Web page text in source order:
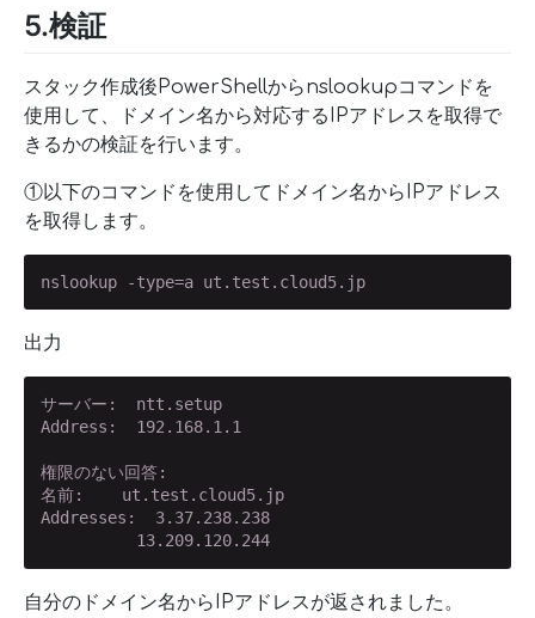
5.検証
スタック作成後PowerShellからnslookupコマンドを
使用して、ドメイン名から対応するIPアドレスを取得で
きるかの検証を行います。
①以下のコマンドを使用してドメイン名からIPアドレス
を取得します。
nslookup -type=a ut.test.cloud5.jp
出力
サーバー:  ntt.setup
Address:  192.168.1.1
権限のない回答:
名前:    ut.test.cloud5.jp
Addresses:  3.37.238.238
          13.209.120.244
自分のドメイン名からIPアドレスが返されました。